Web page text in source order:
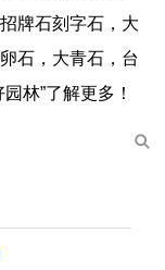
牌石刻字石，大
石，大青石，台
林”了解更多！